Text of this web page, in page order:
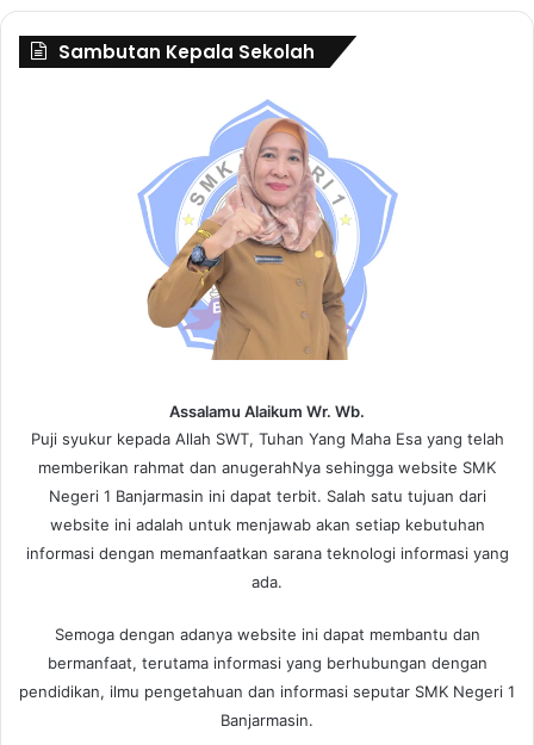
Sambutan Kepala Sekolah
Assalamu Alaikum Wr. Wb.
Puji syukur kepada Allah SWT, Tuhan Yang Maha Esa yang telah
memberikan rahmat dan anugerahNya sehingga website SMK
Negeri 1 Banjarmasin ini dapat terbit. Salah satu tujuan dari
website ini adalah untuk menjawab akan setiap kebutuhan
informasi dengan memanfaatkan sarana teknologi informasi yang
ada.
Semoga dengan adanya website ini dapat membantu dan
bermanfaat, terutama informasi yang berhubungan dengan
pendidikan, ilmu pengetahuan dan informasi seputar SMK Negeri 1
Banjarmasin.